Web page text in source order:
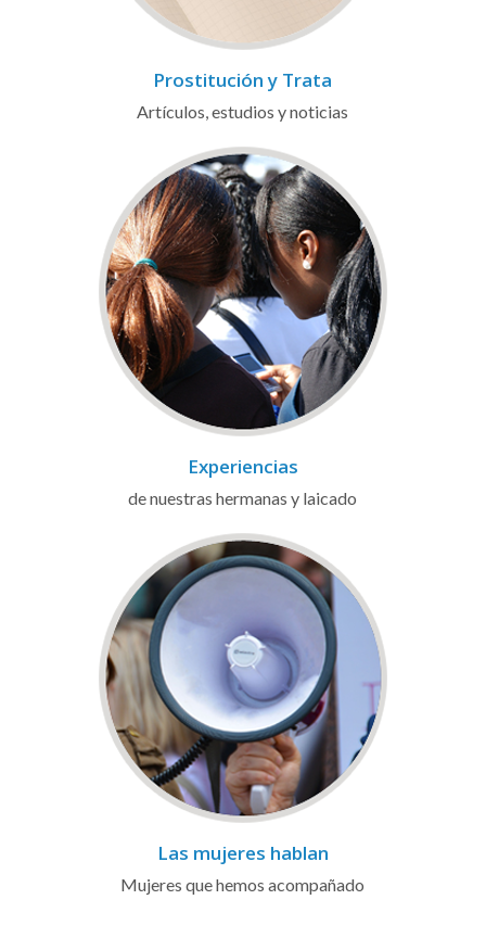
Prostitución y Trata
Artículos, estudios y noticias
Experiencias
de nuestras hermanas y laicado
Las mujeres hablan
Mujeres que hemos acompañado